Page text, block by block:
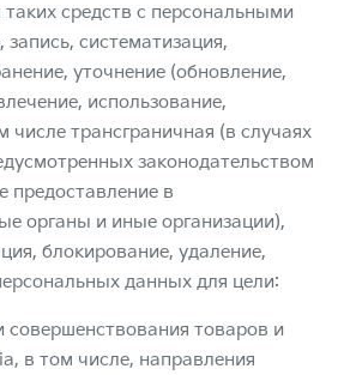
таких средств с персональными
систематизация,
уточнение (обновление,
использование,
числе трансграничная (в случаях
законодательством
предоставление в
органы и иные организации),
блокирование, удаление,
данных для цели:
товаров и
в том числе, направления